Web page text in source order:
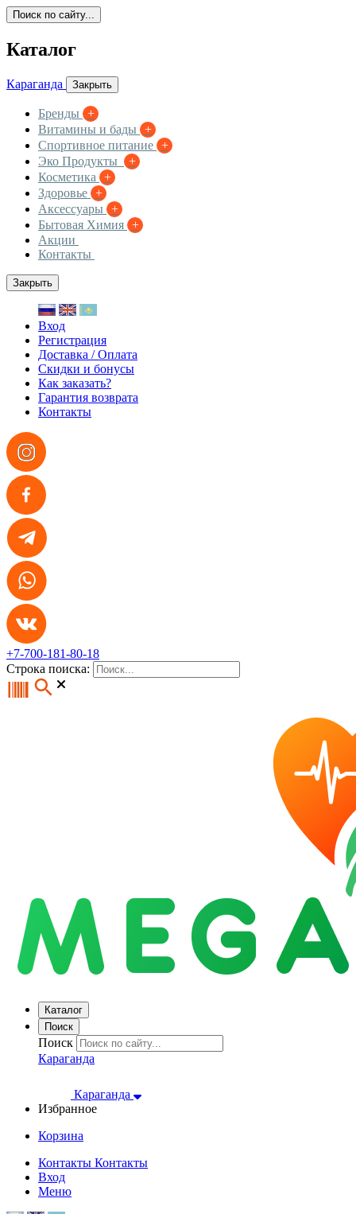
Поиск по сайту...
Каталог
Караганда Закрыть
Бренды
+
Витамины и бады
+
Спортивное питание +
Эко Продукты
+
Косметика
+
Здоровье +
Аксессуары
+
Бытовая Химия +
Акции
Контакты
Закрыть
Вход
Регистрация
Доставка / Оплата
Скидки и бонусы
Как заказать?
Гарантия возврата
Контакты
+7-700-181-80-18
Строка поиска:
Каталог
Поиск
Поиск
Караганда
Караганда
Избранное
Корзина
Контакты Контакты
Вход
Меню